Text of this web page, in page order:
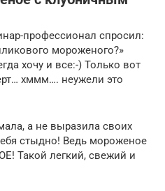
профессионал спросил:
мороженого?»
хочу и все:-) Только вот
хммм…. неужели это
а не выразила своих
стыдно! Ведь мороженое
Такой легкий, свежий и